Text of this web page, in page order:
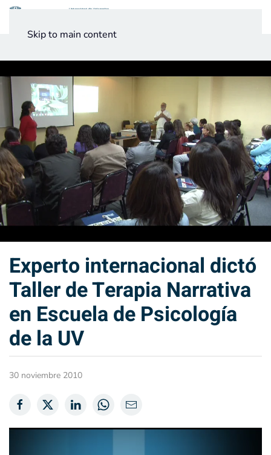
Skip to main content
Experto internacional dictó
Taller de Terapia Narrativa
en Escuela de Psicología
de la UV
30 noviembre 2010